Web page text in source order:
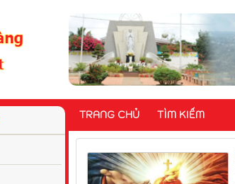
TRANG CHỦ TÌM KIẾM